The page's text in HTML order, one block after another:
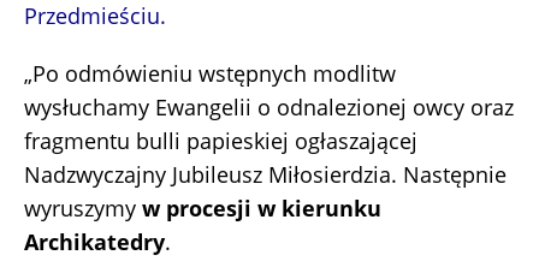
Przedmieściu.
„Po odmówieniu wstępnych modlitw
wysłuchamy Ewangelii o odnalezionej owcy oraz
fragmentu bulli papieskiej ogłaszającej
Nadzwyczajny Jubileusz Miłosierdzia. Następnie
wyruszymy w procesji w kierunku
Archikatedry.